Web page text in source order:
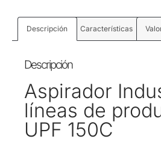
Descripción Características
Descripción
Aspirador
líneas de
UPF 150C